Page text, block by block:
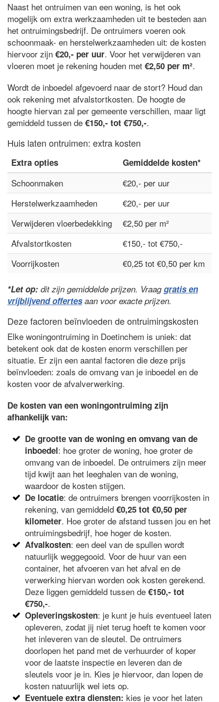
Naast het ontruimen van een woning, is het ook
mogelijk om extra werkzaamheden uit te besteden aan
het ontruimingsbedrijf. De ontruimers voeren ook
schoonmaak- en herstelwerkzaamheden uit: de kosten
hiervoor zijn €20,- per uur. Voor het verwijderen van
vloeren moet je rekening houden met €2,50 per m².
Wordt de inboedel afgevoerd naar de stort? Houd dan
ook rekening met afvalstortkosten. De hoogte de
hoogte hiervan zal per gemeente verschillen, maar ligt
gemiddeld tussen de €150,- tot €750,-.
Huis laten ontruimen: extra kosten
Extra opties Gemiddelde kosten*
Schoonmaken
€20,- per uur
Herstelwerkzaamheden
€20,- per uur
Verwijderen vloerbedekking
€2,50 per m²
Afvalstortkosten
€150,- tot €750,-
Voorrijkosten
€0,25 tot €0,50 per km
*Let op: dit zijn gemiddelde prijzen. Vraaggratis en
vrijblijvend offertesaan voor exacte prijzen.
Deze factoren beïnvloeden de ontruimingskosten
Elke woningontruiming in Doetinchem is uniek: dat
betekent ook dat de kosten enorm verschillen per
situatie. Er zijn een aantal factoren die deze prijs
beïnvloeden: zoals de omvang van je inboedel en de
kosten voor de afvalverwerking.
De kosten van een woningontruiming zijn
afhankelijk van:
De grootte van de woning en omvang van de
inboedel: hoe groter de woning, hoe groter de
omvang van de inboedel. De ontruimers zijn meer
tijd kwijt aan het leeghalen van de woning,
waardoor de kosten stijgen.
De locatie: de ontruimers brengen voorrijkosten in
rekening, van gemiddeld€0,25 tot €0,50 per
kilometer. Hoe groter de afstand tussen jou en het
ontruimingsbedrijf, hoe hoger de kosten.
Afvalkosten: een deel van de spullen wordt
natuurlijk weggegooid. Voor de huur van een
container, het afvoeren van het afval en de
verwerking hiervan worden ook kosten gerekend.
Deze liggen gemiddeld tussen de€150,- tot
€750,-.
Opleveringskosten: je kunt je huis eventueel laten
opleveren, zodat jij niet terug hoeft te komen voor
het inleveren van de sleutel. De ontruimers
doorlopen het pand met de verhuurder of koper
voor de laatste inspectie en leveren dan de
sleutels voor je in. Kies je hiervoor, dan lopen de
kosten natuurlijk wel iets op.
Eventuele extra diensten: kies je voor het laten